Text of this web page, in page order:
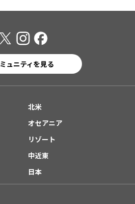
ュニティを見る
北米
オセアニア
リゾート
中近東
日本